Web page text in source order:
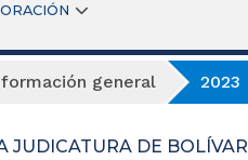
general 2023
JUDICATURA DE BOLÍVAR